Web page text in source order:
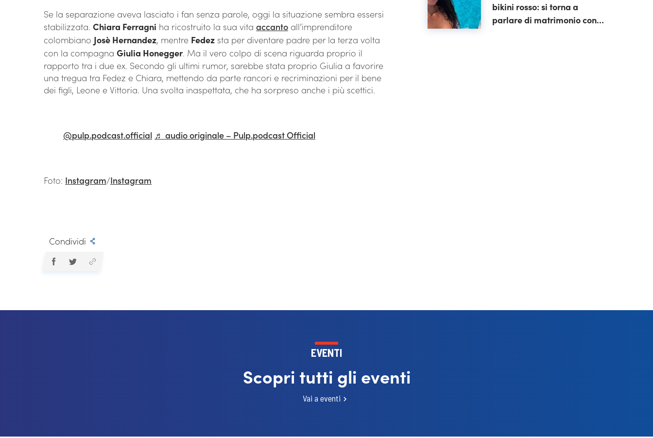
Se la separazione aveva lasciato i fan senza parole, oggi la situazione sembra essersi
stabilizzata. Chiara Ferragni ha ricostruito la sua vita accanto all’imprenditore
colombiano Josè Hernandez, mentre Fedez sta per diventare padre per la terza volta
con la compagna Giulia Honegger. Ma il vero colpo di scena riguarda proprio il
rapporto tra i due ex. Secondo gli ultimi rumor, sarebbe stata proprio Giulia a favorire
una tregua tra Fedez e Chiara, mettendo da parte rancori e recriminazioni per il bene
dei figli, Leone e Vittoria. Una svolta inaspettata, che ha sorpreso anche i più scettici.
@pulp.podcast.official ♬ audio originale – Pulp.podcast Official
Foto: Instagram/Instagram
Condividi
bikini rosso: si torna a
parlare di matrimonio con
EVENTI
Scopri tutti gli eventi
Vai a eventi